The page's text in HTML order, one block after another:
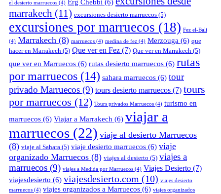
el desierto marruecos (4) Erg Chebbi (6)
marrakech (11) excursiones desierto marruecos (5)
excursiones por marruecos (18) Fez el-Bali
(4) Marrakech (8) marruecos (4) medina de fez (4) Merzouga (6) que
hacer en Marrakech (5) Que ver en Fez (7) Que ver en Marrakech (5)
que ver en Marruecos (6) rutas desierto marruecos (6) rutas
por marruecos (14) sahara marruecos (6) tour
privado Marruecos (9) tours desierto marruecos (7) tours
por marruecos (12) Tours privados Marruecos (4) turismo en
marruecos (6) Viajar a Marrakech (6) viajar a
marruecos (22) viaje al desierto Marruecos
(8) viaje al Sahara (5) viaje desierto marruecos (6) viaje
organizado Marruecos (8) viajes al desierto (5) viajes a
marruecos (9) viajes a Medida por Marruecos (4) Viajes Desierto (7)
viajesdesierto (6) viajesdesierto.com (10) viajes desierto
marruecos (4) viajes organizados a Marruecos (6) viajes organizados